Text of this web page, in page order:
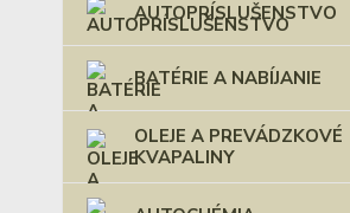
AUTOPRÍSLUŠENSTVO
BATÉRIE A NABÍJANIE
OLEJE A PREVÁDZKOVÉ
KVAPALINY